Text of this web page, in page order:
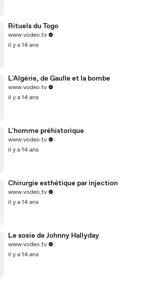
Rituels du Togo
www.vodeo.tv
il y a 14 ans
L'Algérie, de Gaulle et la bombe
www.vodeo.tv
il y a 14 ans
L'homme préhistorique
www.vodeo.tv
il y a 14 ans
Chirurgie esthétique par injection
www.vodeo.tv
il y a 14 ans
Le sosie de Johnny Hallyday
www.vodeo.tv
il y a 14 ans